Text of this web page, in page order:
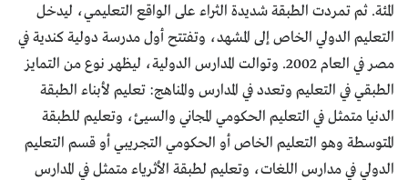
المئة. ثم تمردت الطبقة شديدة الثراء على الواقع التعليمي، ليدخل
التعليم الدولي الخاص إلى المشهد، وتفتتح أول مدرسة دولية كندية في
مصر في العام 2002. وتوالت المدارس الدولية، ليظهر نوع من التمايز
الطبقي في التعليم وتعدد في المدارس والمناهج: تعليم لأبناء الطبقة
الدنيا متمثل في التعليم الحكومي المجاني والسيئ، وتعليم للطبقة
المتوسطة وهو التعليم الخاص أو الحكومي التجريبي أو قسم التعليم
الدولي في مدارس اللغات، وتعليم لطبقة الأثرياء متمثل في المدارس